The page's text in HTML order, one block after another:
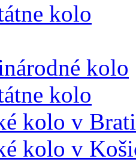
kolo
kolo
kolo
kolo v
kolo v